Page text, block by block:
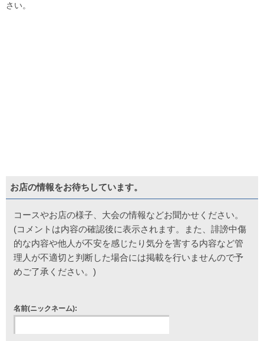
さい。
お店の情報をお待ちしています。
コースやお店の様子、大会の情報などお聞かせください。
(コメントは内容の確認後に表示されます。また、誹謗中傷
的な内容や他人が不安を感じたり気分を害する内容など管
理人が不適切と判断した場合には掲載を行いませんので予
めご了承ください。)
名前(ニックネーム):